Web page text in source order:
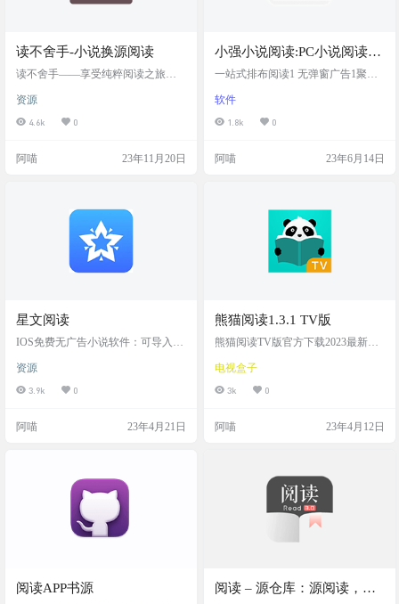
读不舍手-小说换源阅读
读不舍手——享受纯粹阅读之旅的
阅读的用户量身定制的移动应用程
序，为您提供无干扰、沉浸式的阅
不舍手去除了所有繁杂的功能，只
读器，而且我们将不断丰富书籍资
源，满足您不同类型书籍的阅读需
求。 便捷的网络书籍获取：…
资源
4.6k 0
阿喵 23年11月20日
小强小说阅读:PC小说阅读工
具
一站式排布阅读1 无弹窗广告1聚合
索小说，摸鱼， 划水必备 小强小说
阅读，一站式搜索、阅读，彻底干
链接引擎 集成多家主流小说站，实
读功能，快速轻便 智能预加载技术
智能分析未读内容，提前帮您加载
软件
1.8k 0
阿喵 23年6月14日
星文阅读
IOS免费无广告小说软件：可导入安
简洁。 特色亮点：兼容安卓阅读源
（网络书源需要json） 不知道用什么
护眼模式，多种细节体验重呵护！
源选项 关闭魔法就可以加载出来 此
类软件估计活不久，请速下载不要
资源
3.9k 0
阿喵 23年4月21日
熊猫阅读1.3.1 TV版
熊猫阅读TV版官方下载2023最新版
内含优质的听书功能，能够为用户
们提供优质的小说阅读体验，大屏
自定义翻页，解放双手，看书更快
阅读应用程序，带来了在大电视屏
幕上阅读的新体验。这里有大量的
文章、期刊文章、幽默笑话、…
电视盒子
3k 0
阿喵 23年4月12日
阅读APP书源
阅读 – 源仓库：源阅读，订